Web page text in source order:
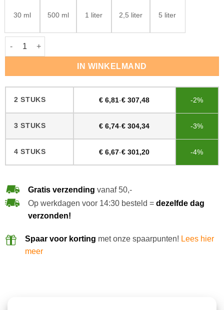
30 ml 500 ml 1 liter 2,5 liter 5 liter
Rubio Monocoat DuroGrit Grassland Beige aantal
IN WINKELMAND
2 STUKS € 6,81-€ 307,48 -2%
3 STUKS € 6,74-€ 304,34 -3%
4 STUKS € 6,67-€ 301,20 -4%
Gratis verzending vanaf 50,-
Op werkdagen voor 14:30 besteld = dezelfde dag
verzonden!
Spaar voor korting met onze spaarpunten! Lees hier
meer